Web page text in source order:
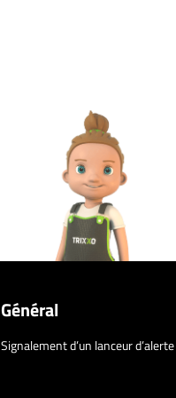
Général
Signalement d’un lanceur d’alerte